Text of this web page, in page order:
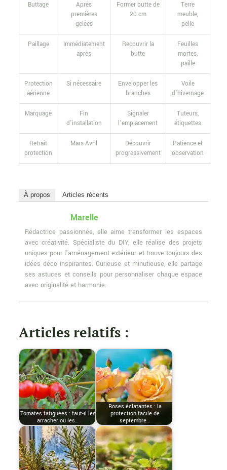
Buttage
Après
premières
gelées
Former butte de
20 cm
Terre
meuble,
pelle
Paillage
Immédiatement
après
Recouvrir la
butte
Feuilles
mortes,
paille
Protection
aérienne
Si nécessaire
Envelopper les
branches
Voile
d’hivernage
Marquage
Fin
d’installation
Signaler
l’emplacement
Tuteurs,
étiquettes
Retrait
protection
Mars-Avril
Découvrir
progressivement
Patience et
observation
À propos Articles récents
Marelle
Rédactrice passionnée, elle aime transformer les espaces
avec créativité. Spécialiste du DIY, elle réalise des projets
uniques pour l'aménagement extérieur et trouve toujours des
idées déco inspirantes. Curieuse et minutieuse, elle partage
ses astuces et conseils pour personnaliser chaque espace
avec originalité et harmonie.
Articles relatifs :
Tomates fatiguées : faut-il les
arracher ou les…
Roses éclatantes : la
protection facile de
septembre…